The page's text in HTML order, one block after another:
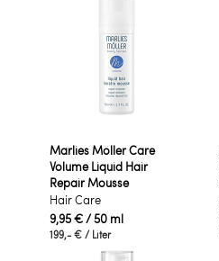
Marlies Möller Care
Volume Liquid Hair
Repair Mousse
Hair Care
9,95 €/ 50 ml
199,- € / Liter